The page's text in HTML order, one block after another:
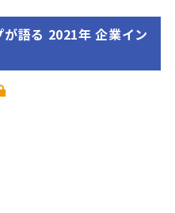
語る 2021年 企業イン